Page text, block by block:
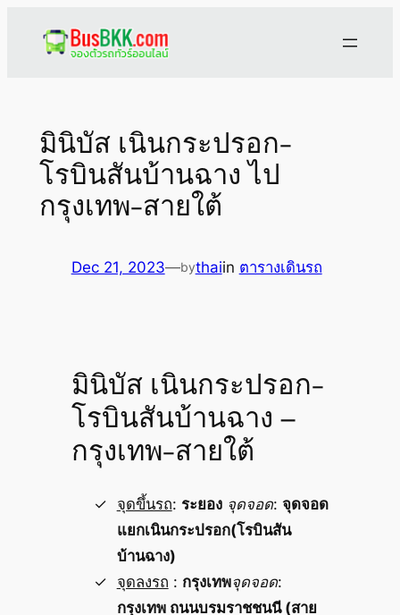
มินิบัส เนินกระปรอก-
โรบินสันบ้านฉาง ไป
กรุงเทพ-สายใต้
Dec 21, 2023—bythaiin ตารางเดินรถ
มินิบัส เนินกระปรอก-
โรบินสันบ้านฉาง –
กรุงเทพ-สายใต้
จุดขึ้นรถ: ระยอง จุดจอด: จุดจอด
แยกเนินกระปรอก(โรบินสัน
บ้านฉาง)
จุดลงรถ : กรุงเทพจุดจอด:
กรุงเทพ ถนนบรมราชชนนี (สาย